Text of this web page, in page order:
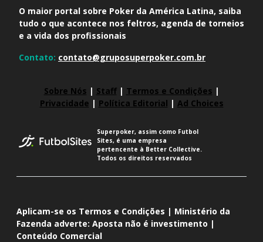
O maior portal sobre Poker da América Latina, saiba
tudo o que acontece nos feltros, agenda de torneios
e a vida dos profissionais
Contato: contato@gruposuperpoker.com.br
Sobre Nós | Staff| Termos e Condições |
Privacidade | Política Editorial | Ad Choices
Superpoker, assim como Futbol
Sites, é uma empresa
pertencente à Better Collective.
Todos os direitos reservados
Aplicam-se os Termos e Condições | Ministério da
Fazenda adverte: Aposta não é investimento |
Conteúdo Comercial